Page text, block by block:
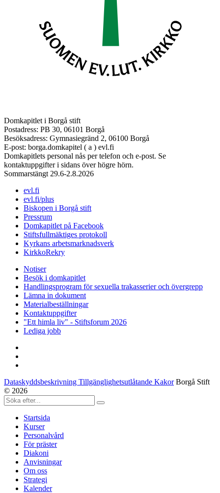
Domkapitlet i Borgå stift
Postadress: PB 30, 06101 Borgå
Besöksadress: Gymnasiegränd 2, 06100 Borgå
E-post: borga.domkapitel ( a ) evl.fi
Domkapitlets personal nås per telefon och e-post. Se
kontaktuppgifter i sidans över högre hörn.
Sommarstängt 29.6-2.8.2026
evl.fi
evl.fi/plus
Biskopen i Borgå stift
Pressrum
Domkapitlet på Facebook
Stiftsfullmäktiges protokoll
Kyrkans arbetsmarknadsverk
KirkkoRekry
Notiser
Besök i domkapitlet
Handlingsprogram för sexuella trakasserier och övergrepp
Lämna in dokument
Materialbeställningar
Kontaktuppgifter
"Ett himla liv" - Stiftsforum 2026
Lediga jobb
Dataskyddsbeskrivning Tillgänglighetsutlåtande Kakor Borgå Stift
© 2026
Startsida
Kurser
Personalvård
För präster
Diakoni
Anvisningar
Om oss
Strategi
Kalender